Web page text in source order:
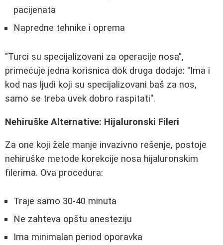
pacijenata
Napredne tehnike i oprema
"Turci su specijalizovani za operacije nosa",
primećuje jedna korisnica dok druga dodaje: "Ima i
kod nas ljudi koji su specijalizovani baš za nos,
samo se treba uvek dobro raspitati".
Nehiruške Alternative: Hijaluronski Fileri
Za one koji žele manje invazivno rešenje, postoje
nehiruške metode korekcije nosa hijaluronskim
filerima. Ova procedura:
Traje samo 30-40 minuta
Ne zahteva opštu anesteziju
Ima minimalan period oporavka